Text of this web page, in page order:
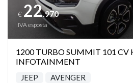
€ 22.970
IVA esposta
1200 TURBO SUMMIT 101 CV
INFOTAINMENT
JEEP AVENGER